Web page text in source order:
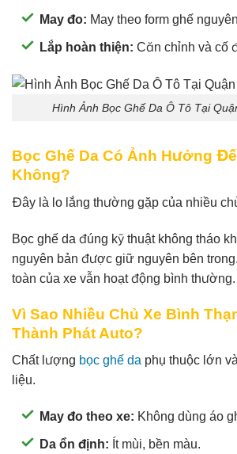
May đo: May theo form ghế
Lắp hoàn thiện: Căn chỉnh và cố
Hình Ảnh Bọc Ghế Da Ô Tô Tại
Bọc Ghế Da Có Ảnh Hưởng
Không?
Đây là lo lắng thường gặp của nhiều
Bọc ghế da đúng kỹ thuật không tháo
nguyên bản được giữ nguyên bên
toàn của xe vẫn hoạt động bình thường.
Vì Sao Nhiều Chủ Xe Bình
Thành Phát Auto?
Chất lượng bọc ghế da phụ thuộc lớn
liệu.
May đo theo xe: Không dùng áo
Da ổn định: Ít mùi, bền màu.